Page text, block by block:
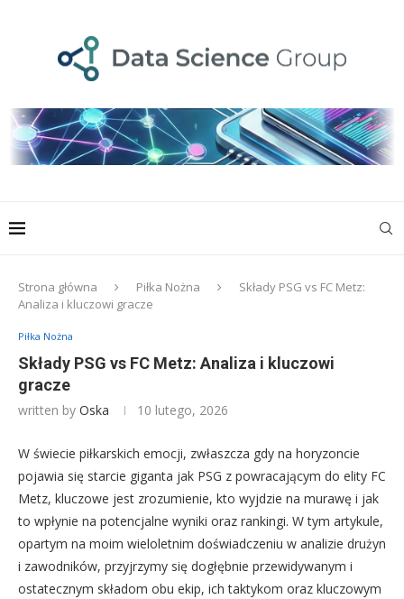
Strona główna Piłka Nożna
Składy PSG vs FC Metz:
Analiza i kluczowi gracze
Piłka Nożna
Składy PSG vs FC Metz: Analiza i kluczowi
gracze
written by Oska 10 lutego, 2026
W świecie piłkarskich emocji, zwłaszcza gdy na horyzoncie
pojawia się starcie giganta jak PSG z powracającym do elity FC
Metz, kluczowe jest zrozumienie, kto wyjdzie na murawę i jak
to wpłynie na potencjalne wyniki oraz rankingi. W tym artykule,
opartym na moim wieloletnim doświadczeniu w analizie drużyn
i zawodników, przyjrzymy się dogłębnie przewidywanym i
ostatecznym składom obu ekip, ich taktykom oraz kluczowym